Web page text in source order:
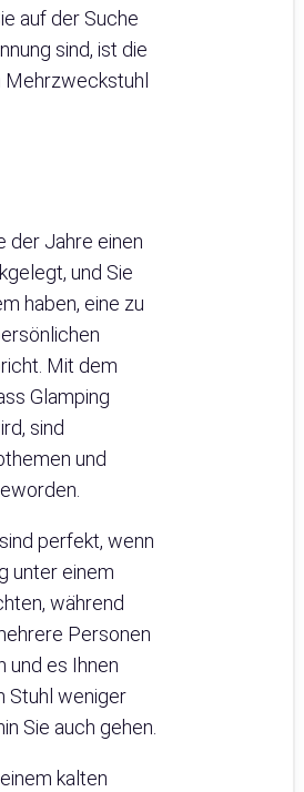
auf der Suche
sind, ist die
Mehrzweckstuhl
der Jahre einen
und Sie
haben, eine zu
Mit dem
Glamping
sind
und
perfekt, wenn
unter einem
während
Personen
und es Ihnen
Stuhl weniger
Sie auch gehen.
kalten